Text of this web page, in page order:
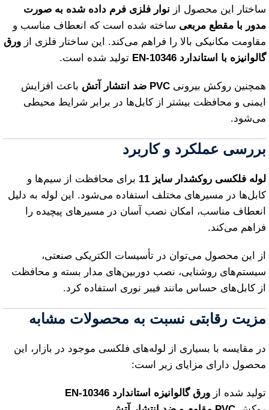
ساختار این محصول از نوار فلزی فرم داده شده به صورت
مدور با مقطع مربعی ساخته شده است که انعطاف مناسب و
مقاومت مکانیکی بالا را فراهم می‌کند. این ساختار فلزی از ورق
گالوانیزه با استاندارد EN‑10346
تولید شده است.
همچنین روکش بیرونی PVC ضد انتشار آتش
باعث افزایش
ایمنی و محافظت بیشتر از کابل‌ها در برابر شرایط محیطی
می‌شود.
بررسی عملکرد و کاربرد
لوله فلکسی روکشدار سایز 11
برای محافظت از سیم‌ها و
کابل‌ها در مسیرهای مختلف استفاده می‌شود. این لوله به دلیل
انعطاف مناسب، امکان نصب آسان در مسیرهای پیچیده را
فراهم می‌کند.
از این محصول می‌توان در تأسیسات الکتریکی صنعتی،
سیستم‌های روشنایی، نصب دوربین‌های مدار بسته و محافظت
از کابل‌های حساس مانند فیبر نوری استفاده کرد.
مزیت رقابتی نسبت به محصولات مشابه
در مقایسه با بسیاری از لوله‌های فلکسی موجود در بازار، این
محصول دارای مزایای زیر است:
تولید شده از ورق گالوانیزه استاندارد EN‑10346